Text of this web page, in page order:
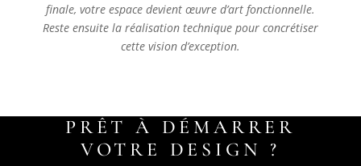
finale, votre espace devient œuvre d’art fonctionnelle.
Reste ensuite la réalisation technique pour concrétiser
cette vision d’exception.
PRÊT À DÉMARRER
VOTRE DESIGN ?